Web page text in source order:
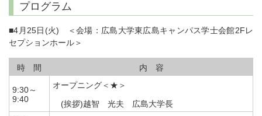
プログラム
■4月25日(火) ＜会場：広島大学東広島キャンパス学士会館2Fレ
セプションホール＞
時 間 内 容
9:30～
9:40
オープニング＜★＞
(挨拶)越智 光夫 広島大学長